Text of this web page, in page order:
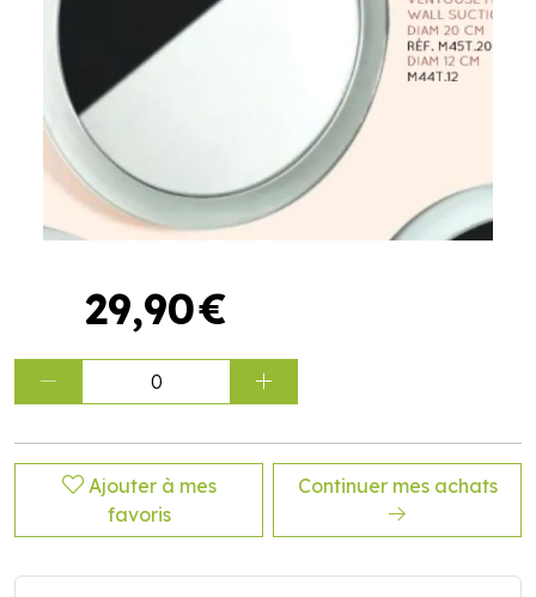
29,90€
0
Ajouter à mes
favoris
Continuer mes achats